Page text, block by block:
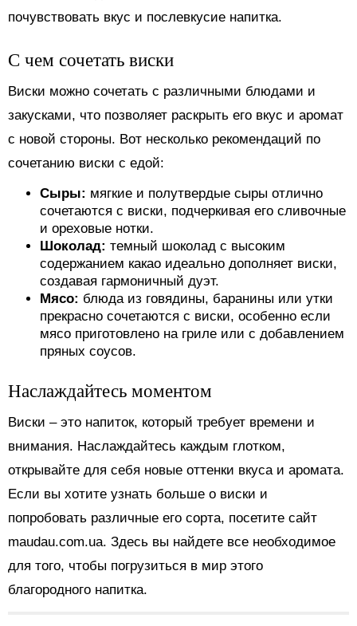
почувствовать вкус и послевкусие напитка.
С чем сочетать виски
Виски можно сочетать с различными блюдами и
закусками, что позволяет раскрыть его вкус и аромат
с новой стороны. Вот несколько рекомендаций по
сочетанию виски с едой:
Сыры: мягкие и полутвердые сыры отлично
сочетаются с виски, подчеркивая его сливочные
и ореховые нотки.
Шоколад: темный шоколад с высоким
содержанием какао идеально дополняет виски,
создавая гармоничный дуэт.
Мясо: блюда из говядины, баранины или утки
прекрасно сочетаются с виски, особенно если
мясо приготовлено на гриле или с добавлением
пряных соусов.
Наслаждайтесь моментом
Виски – это напиток, который требует времени и
внимания. Наслаждайтесь каждым глотком,
открывайте для себя новые оттенки вкуса и аромата.
Если вы хотите узнать больше о виски и
попробовать различные его сорта, посетите сайт
maudau.com.ua. Здесь вы найдете все необходимое
для того, чтобы погрузиться в мир этого
благородного напитка.